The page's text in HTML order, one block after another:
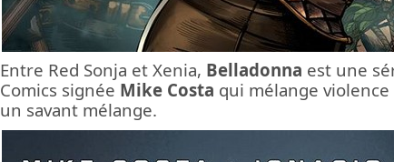
Entre Red Sonja et Xenia, Belladonna est une
Comics signée Mike Costa qui mélange
un savant mélange.